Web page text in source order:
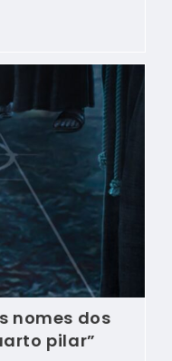
nomes dos
pilar”